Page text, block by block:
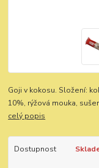
Goji v kokosu. Složení:
10%, rýžová mouka,
celý popis
Dostupnost